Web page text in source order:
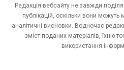
Редакція вебсайту не завжди
публікацій, оскільки вони можуть
аналітичні висновки. Водночас
зміст поданих матеріалів, їхню
використання